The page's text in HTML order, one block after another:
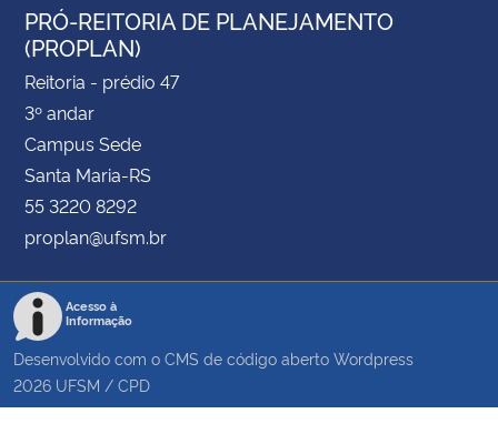
PRÓ-REITORIA DE PLANEJAMENTO
(PROPLAN)
Reitoria - prédio 47
3º andar
Campus Sede
Santa Maria-RS
55 3220 8292
proplan@ufsm.br
Acesso à
Informação
Desenvolvido com o CMS de código aberto Wordpress
2026 UFSM / CPD